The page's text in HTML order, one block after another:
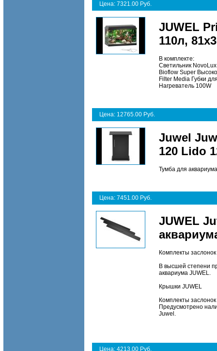
Цена: 7321.00 Руб.
JUWEL
110л,
В комплекте:
Светильник
Bioflow Super
Filter Media Губки
Нагреватель 100W
Цена: 12765.00 Руб.
Juwel
120 Lido
Тумба для
Цена: 7451.00 Руб.
JUWEL
Комплекты заслонок
В высшей степени
аквариума JUWEL.
Крышки JUWEL
Комплекты
Предусмотрено
Juwel.
Цена: 4213.00 Руб.